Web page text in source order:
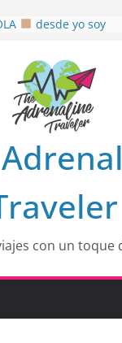
que Wen
SENDERO DEL
AL
con un toque